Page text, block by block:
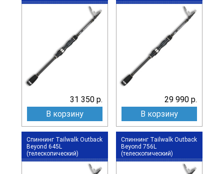
31 350 р.
В корзину
29 990 р.
В корзину
Спиннинг Tailwalk Outback
Beyond 645L
(телескопический)
Спиннинг Tailwalk Outback
Beyond 756L
(телескопический)